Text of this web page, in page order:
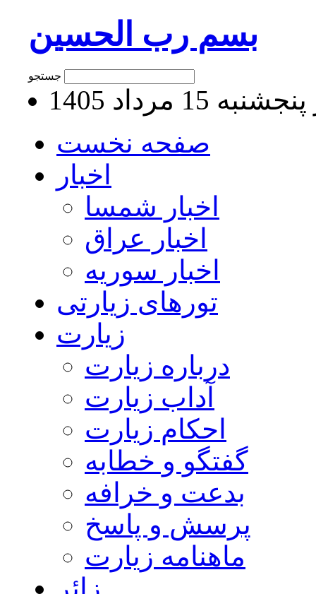
بسم رب الحسین
15 مرداد 1405
صفحه نخست
اخبار
اخبار شمسا
اخبار عراق
اخبار سوریه
تورهای زیارتی
زیارت
درباره زیارت
آداب زیارت
احکام زیارت
گفتگو و خطابه
بدعت و خرافه
پرسش و پاسخ
ماهنامه زیارت
زائر